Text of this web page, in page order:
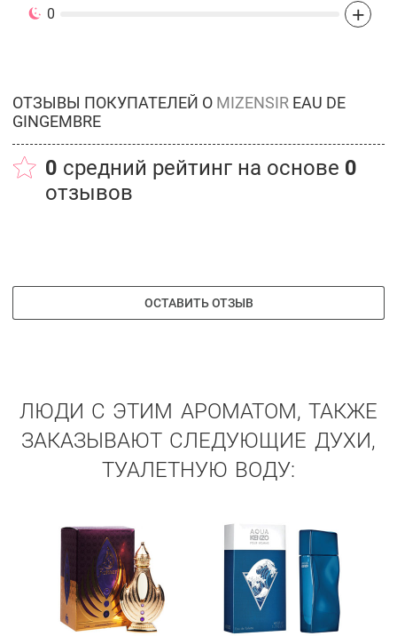
0 +
ОТЗЫВЫ ПОКУПАТЕЛЕЙ О MIZENSIR EAU DE
GINGEMBRE
0 средний рейтинг на основе 0
отзывов
ОСТАВИТЬ ОТЗЫВ
ЛЮДИ С ЭТИМ АРОМАТОМ, ТАКЖЕ
ЗАКАЗЫВАЮТ СЛЕДУЮЩИЕ ДУХИ,
ТУАЛЕТНУЮ ВОДУ: